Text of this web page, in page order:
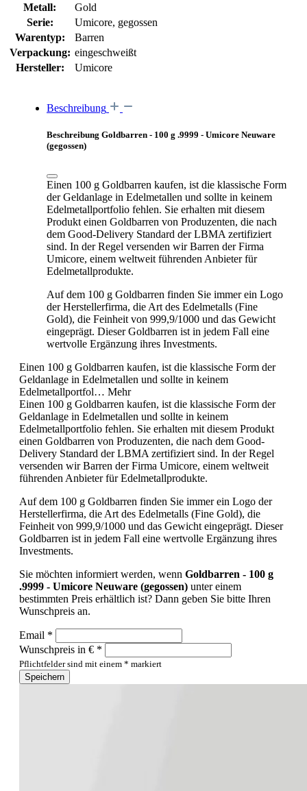
Metall:
Gold
Serie:
Umicore, gegossen
Warentyp:
Barren
Verpackung: eingeschweißt
Hersteller:
Umicore
Beschreibung
Beschreibung Goldbarren - 100 g .9999 - Umicore Neuware
(gegossen)
Einen 100 g Goldbarren kaufen, ist die klassische Form
der Geldanlage in Edelmetallen und sollte in keinem
Edelmetallportfolio fehlen. Sie erhalten mit diesem
Produkt einen Goldbarren von Produzenten, die nach
dem Good-Delivery Standard der LBMA zertifiziert
sind. In der Regel versenden wir Barren der Firma
Umicore, einem weltweit führenden Anbieter für
Edelmetallprodukte.
Auf dem 100 g Goldbarren finden Sie immer ein Logo
der Herstellerfirma, die Art des Edelmetalls (Fine
Gold), die Feinheit von 999,9/1000 und das Gewicht
eingeprägt. Dieser Goldbarren ist in jedem Fall eine
wertvolle Ergänzung ihres Investments.
Einen 100 g Goldbarren kaufen, ist die klassische Form der
Geldanlage in Edelmetallen und sollte in keinem
Edelmetallportfol… Mehr
Einen 100 g Goldbarren kaufen, ist die klassische Form der
Geldanlage in Edelmetallen und sollte in keinem
Edelmetallportfolio fehlen. Sie erhalten mit diesem Produkt
einen Goldbarren von Produzenten, die nach dem Good-
Delivery Standard der LBMA zertifiziert sind. In der Regel
versenden wir Barren der Firma Umicore, einem weltweit
führenden Anbieter für Edelmetallprodukte.
Auf dem 100 g Goldbarren finden Sie immer ein Logo der
Herstellerfirma, die Art des Edelmetalls (Fine Gold), die
Feinheit von 999,9/1000 und das Gewicht eingeprägt. Dieser
Goldbarren ist in jedem Fall eine wertvolle Ergänzung ihres
Investments.
Sie möchten informiert werden, wenn Goldbarren - 100 g
.9999 - Umicore Neuware (gegossen) unter einem
bestimmten Preis erhältlich ist? Dann geben Sie bitte Ihren
Wunschpreis an.
Email *
Wunschpreis in € *
Pflichtfelder sind mit einem * markiert
Speichern